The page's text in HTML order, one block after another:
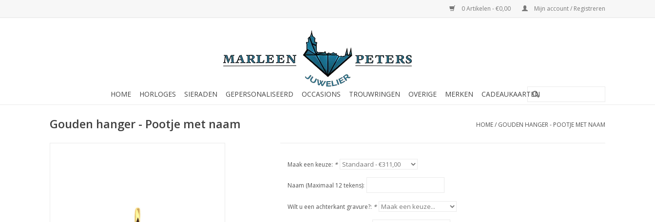
0 Artikelen - €0,00 Mijn account / Registreren
HOME HORLOGES SIERADEN GEPERSONALISEERD OCCASIONS TROUWRINGEN OVERIGE MERKEN CADEAUKAARTEN
Gouden hanger - Pootje met naam HOME/ GOUDEN HANGER - POOTJE MET NAAM
Maak een keuze: *
Naam (Maximaal 12 tekens):
Wilt u een achterkant gravure?: *